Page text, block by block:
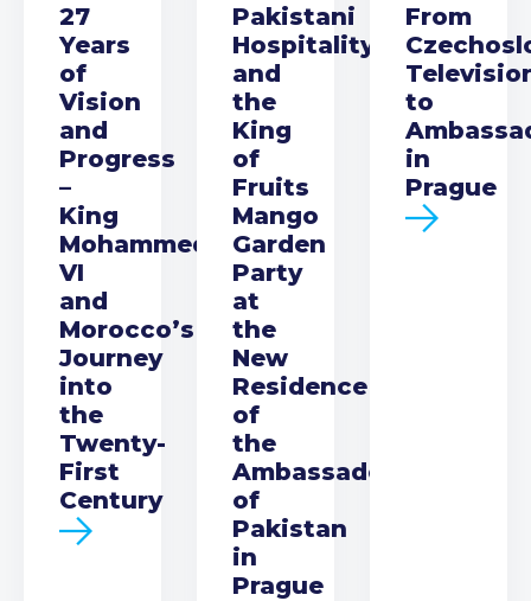
27
Years
of
Vision
and
Progress
–
King
Mohammed
VI
and
Morocco’s
Journey
into
the
Twenty-
First
Century
Pakistani
Hospitality
and
the
King
of
Fruits
Mango
Garden
Party
at
the
New
Residence
of
the
Ambassador
of
Pakistan
in
Prague
From
to
in
Prague